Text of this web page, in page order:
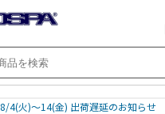
8/4(火)～14(金) 出荷遅延のお知らせ